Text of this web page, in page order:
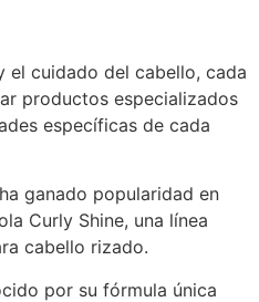
el cuidado del cabello, cada
productos especializados
específicas de cada
ganado popularidad en
Curly Shine, una línea
cabello rizado.
por su fórmula única